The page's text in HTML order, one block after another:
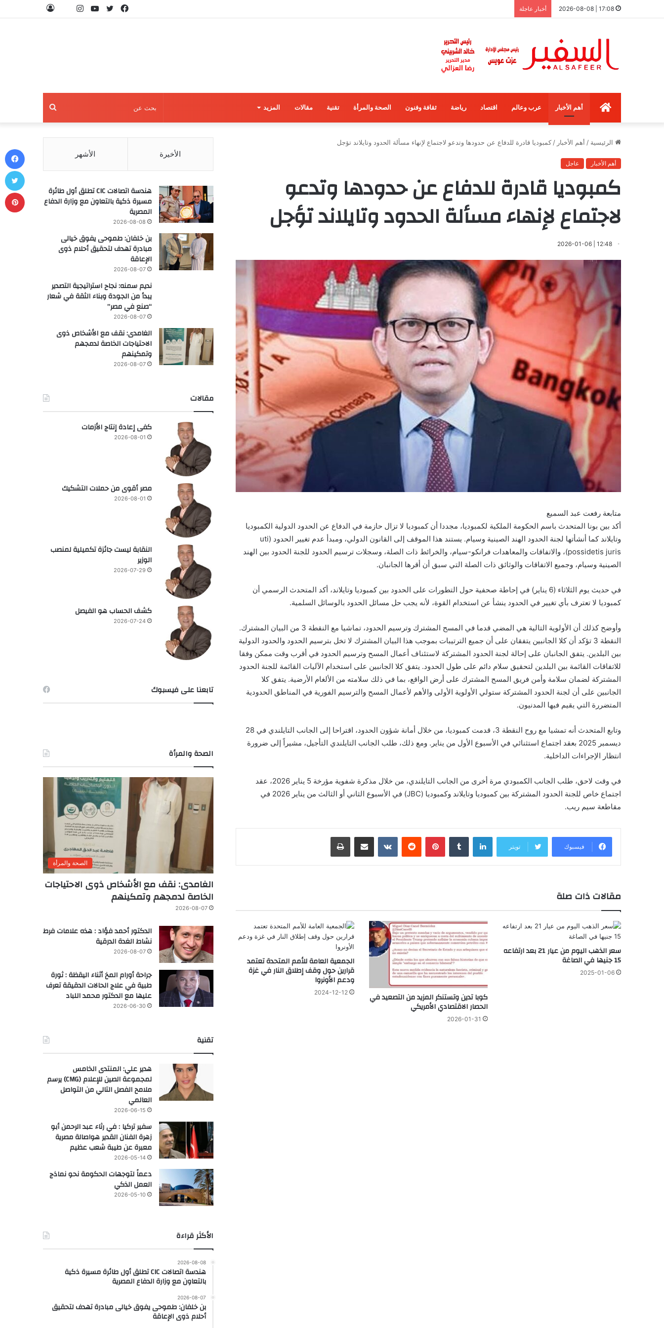
أخبار عاجلة threadsانستقرام يوتيوب تويتر
فيسبوك
الرئيسيةأهم الأخبار عرب وعالم اقتصاد رياضة ثقافة وفنون الصحة والمرأة تقنية مقالات المزيد
عن
الرئيسية / أهم الأخبار /كمبوديا قادرة للدفاع عن حدودها وتدعو لاجتماع لإنهاء مسألة الحدود وتايلاند تؤجل
أهم الأخبار عاجل
كمبوديا قادرة للدفاع عن حدودها وتدعو
لاجتماع لإنهاء مسألة الحدود وتايلاند تؤجل
متابعة رفعت عبد السميع
أكد بين بونا المتحدث باسم الحكومة الملكية لكمبوديا، مجددا أن كمبوديا لا تزال حازمة في الدفاع عن الحدود الدولية الكمبوديا
وتايلاند كما أنشأتها لجنة الحدود الهند الصينية وسيام. يستند هذا الموقف إلى القانون الدولي، ومبدأ عدم تغيير الحدود (uti
possidetis juris)، والاتفاقات والمعاهدات فرانكو-سيام، والخرائط ذات الصلة، وسجلات ترسيم الحدود للجنة الحدود بين الهند
الصينية وسيام، وجميع الاتفاقات والوثائق ذات الصلة التي سبق أن أقرها الجانبان.
في حديث يوم الثلاثاء (6 يناير) في إحاطة صحفية حول التطورات على الحدود بين كمبوديا وتايلاند، أكد المتحدث الرسمي أن
كمبوديا لا تعترف بأي تغيير في الحدود ينشأ عن استخدام القوة، لأنه يجب حل مسائل الحدود بالوسائل السلمية.
وأوضح كذلك أن الأولوية التالية هي المضي قدما في المسح المشترك وترسيم الحدود، تماشيا مع النقطة 3 من البيان المشترك.
النقطة 3 تؤكد أن كلا الجانبين يتفقان على أن جميع الترتيبات بموجب هذا البيان المشترك لا تخل بترسيم الحدود والحدود الدولية
بين البلدين. يتفق الجانبان على إحالة لجنة الحدود المشتركة لاستئناف أعمال المسح وترسيم الحدود في أقرب وقت ممكن وفقا
للاتفاقات القائمة بين البلدين لتحقيق سلام دائم على طول الحدود. يتفق كلا الجانبين على استخدام الآليات القائمة للجنة الحدود
المشتركة لضمان سلامة وأمن فريق المسح المشترك على أرض الواقع، بما في ذلك سلامته من الألغام الأرضية. يتفق كلا
الجانبين على أن لجنة الحدود المشتركة ستولي الأولوية الأولى والأهم لأعمال المسح والترسيم الفورية في المناطق الحدودية
المتضررة التي يقيم فيها المدنيون.
وتابع المتحدث أنه تمشيا مع روح النقطة 3، قدمت كمبوديا، من خلال أمانة شؤون الحدود، اقتراحا إلى الجانب التايلندي في 28
ديسمبر 2025 بعقد اجتماع استثنائي في الأسبوع الأول من يناير. ومع ذلك، طلب الجانب التايلندي التأجيل، مشيراً إلى ضرورة
انتظار الإجراءات الداخلية.
في وقت لاحق، طلب الجانب الكمبودي مرة أخرى من الجانب التايلندي، من خلال مذكرة شفوية مؤرخة 5 يناير 2026، عقد
اجتماع خاص للجنة الحدود المشتركة بين كمبوديا وتايلاند وكمبوديا (JBC) في الأسبوع الثاني أو الثالث من يناير 2026 في
مقاطعة سيم ريب.
فيسبوك تويتر
لينكدإن بينتيريست
مقالات ذات صلة
سعر الذهب اليوم من عيار 21 بعد ارتفاعه
15 جنيها في الصاغة
2025-01-06
كوبا تدين وتستنكر المزيد من التصعيد في
الحصار الاقتصادي الأمريكي
2026-01-31
الجمعية العامة للأمم المتحدة تعتمد
قرارين حول وقف إطلاق النار في غزة
ودعم الأونروا
2024-12-12
الأخيرة الأشهر
هندسة اتصالات CIC تطلق أول طائرة
مسيرة ذكية بالتعاون مع وزارة الدفاع
المصرية
2026-08-08
بن خلفان: طموحى يفوق خيالى
مبادرة تهدف لتحقيق أحلام ذوى
الإعاقة
2026-08-07
نديم سمنه: نجاح استراتيجية التصدير
يبدأ من الجودة وبناء الثقة في شعار
“صنع في مصر”
2026-08-07
الغامدى: نقف مع الأشخاص ذوى
الاحتياجات الخاصة لدمجهم
وتمكينهم
2026-08-07
مقالات
كفى إعادة إنتاج الأزمات
2026-08-01
مصر أقوى من حملات التشكيك
2026-08-01
النقابة ليست جائزة تكميلية لمنصب
الوزير
2026-07-29
كشف الحساب هو الفيصل
2026-07-24
تابعنا على فيسبوك
الصحة والمرأة
الصحة والمرأة
الغامدى: نقف مع الأشخاص ذوى الاحتياجات
الخاصة لدمجهم وتمكينهم
2026-08-07
الدكتور أحمد فؤاد : هذه علامات فرط
نشاط الغدة الدرقية
2026-08-07
جراحة أورام المخ أثناء اليقظة : ثورة
طبية في علاج الحالات الدقيقة تعرف
عليها مع الدكتور محمد اللباد
2026-06-30
تقنية
هدير علي: المنتدى الخامس
لمجموعة الصين للإعلام (CMG) يرسم
ملامح الفصل التالي من التواصل
العالمي
2026-06-15
سفير تركيا : في رثاء عبد الرحمن أبو
زهرة الفنان القدير هواصالة مصرية
معبرة عن طيبة شعب عظيم
2026-05-14
دعماً لتوجهات الحكومة نحو نماذج
العمل الذكي
2026-05-10
الأكثر قراءة
2026-08-08
هندسة اتصالات CIC تطلق أول طائرة مسيرة ذكية
بالتعاون مع وزارة الدفاع المصرية
2026-08-07
بن خلفان: طموحى يفوق خيالى مبادرة تهدف لتحقيق
أحلام ذوى الإعاقة